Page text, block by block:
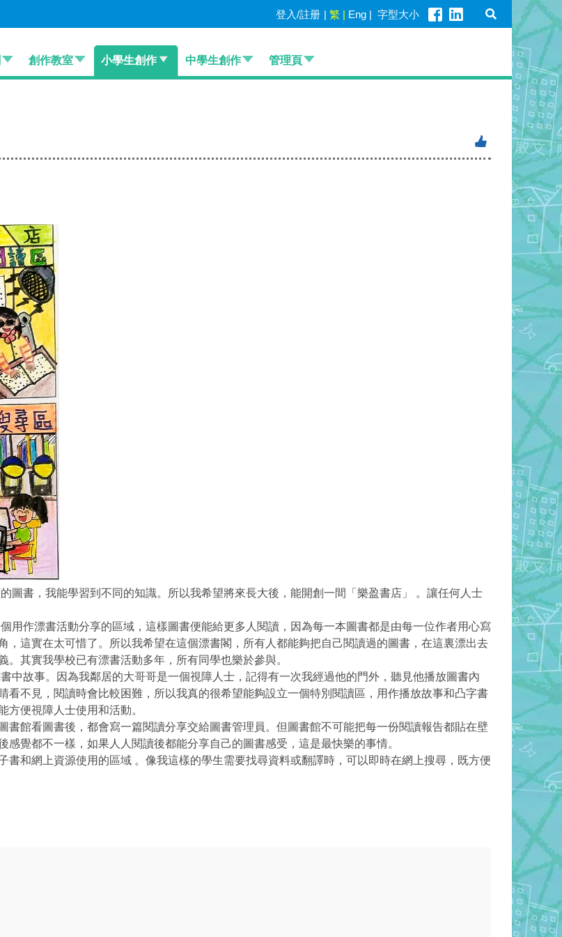
登入/註册 | 繁 | Eng | 字型大小
創作教室 小學生創作 中學生創作 管理頁
書，我能學習到不同的知識。所以我希望將來長大後，能開創一間「樂盈書店」 。讓任何人士
作漂書活動分享的區域，這樣圖書便能給更多人閱讀，因為每一本圖書都是由每一位作者用心寫
這實在太可惜了。所以我希望在這個漂書閣，所有人都能夠把自己閱讀過的圖書，在這裏漂出去
其實我學校已有漂書活動多年，所有同學也樂於參與。
故事。因為我鄰居的大哥哥是一個視障人士，記得有一次我經過他的門外，聽見他播放圖書內
不見，閱讀時會比較困難，所以我真的很希望能夠設立一個特別閱讀區，用作播放故事和凸字書
便視障人士使用和活動。
館看圖書後，都會寫一篇閱讀分享交給圖書管理員。但圖書館不可能把每一份閱讀報告都貼在壁
覺都不一樣，如果人人閱讀後都能分享自己的圖書感受，這是最快樂的事情。
和網上資源使用的區域 。像我這樣的學生需要找尋資料或翻譯時，可以即時在網上搜尋，既方便